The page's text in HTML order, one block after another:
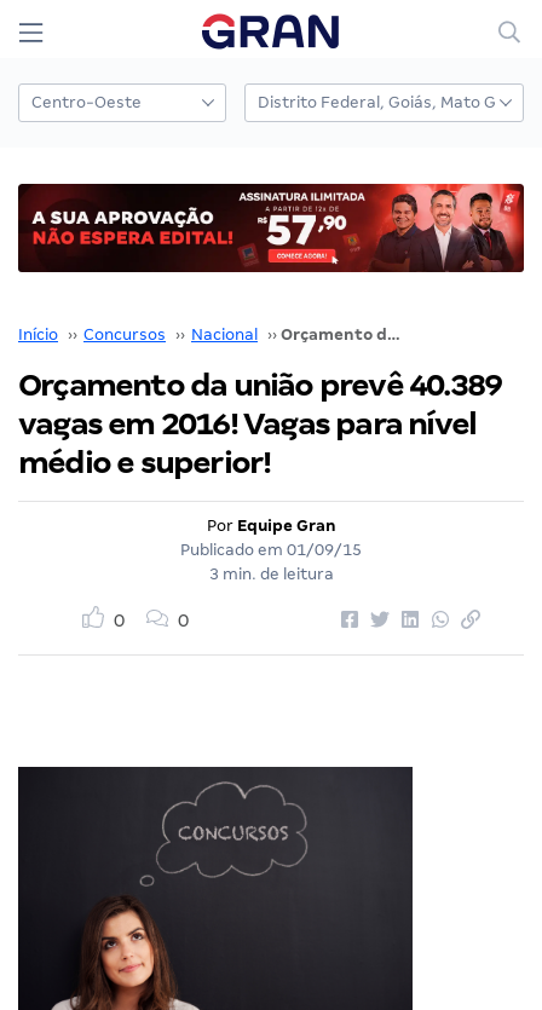
Início ›› Concursos ›› Nacional ›› Orçamento da união prevê 40.389 vagas em 2016! Vagas para nível médio e superior!
Orçamento da união prevê 40.389
vagas em 2016! Vagas para nível
médio e superior!
Por Equipe Gran
Publicado em 01/09/15
3 min. de leitura
0 0